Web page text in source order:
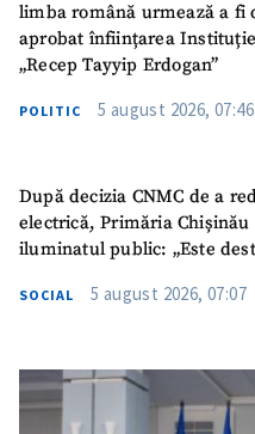
limba română urmează a fi
aprobat înființarea
„Recep Tayyip Erdogan”
POLITIC 5 august 2026, 07:46
După decizia CNMC de a
electrică, Primăria
iluminatul public: „Este
SOCIAL 5 august 2026, 07:07